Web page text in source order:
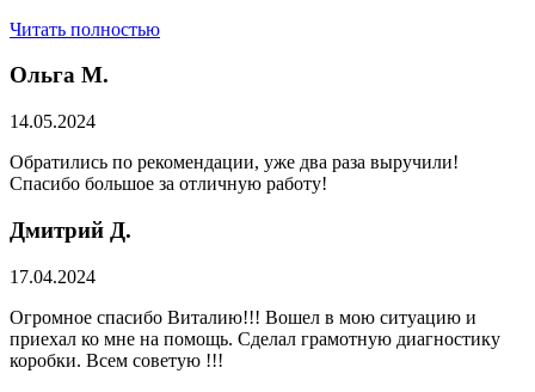
Читать полностью
Ольга М.
14.05.2024
Обратились по рекомендации, уже два раза выручили!
Спасибо большое за отличную работу!
Дмитрий Д.
17.04.2024
Огромное спасибо Виталию!!! Вошел в мою ситуацию и
приехал ко мне на помощь. Сделал грамотную диагностику
коробки. Всем советую !!!